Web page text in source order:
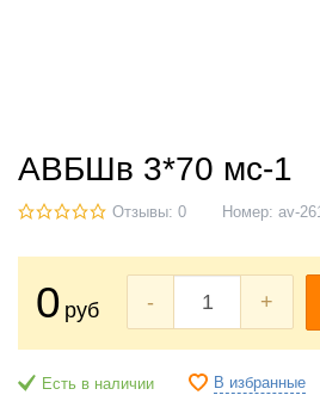
АВБШв 3*70 мс-1
Отзывы: 0 Номер: av-
0 руб - +
Есть в наличии В избранные